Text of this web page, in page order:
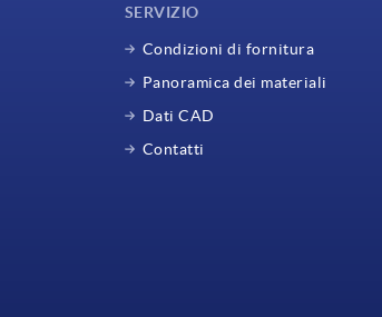
SERVIZIO
Condizioni di fornitura
Panoramica dei materiali
Dati CAD
Contatti